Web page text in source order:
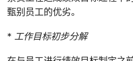
甄别员工的优劣。
* 工作目标初步分解